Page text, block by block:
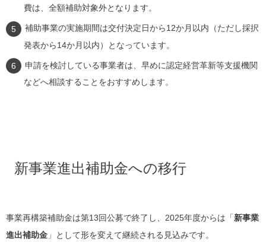
費は、全額補助対象外となります。
補助事業の実施期間は交付決定日から12か月以内（ただし採択
発表から14か月以内）となっています。
申請を検討している事業者は、早めに認定経営革新等支援機関
などへ相談することをおすすめします。
新事業進出補助金への移行
事業再構築補助金は第13回公募で終了し、2025年度からは「新事業
進出補助金 」として形を変えて継続される見込みです。